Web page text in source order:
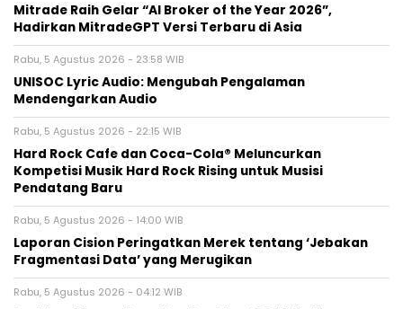
Mitrade Raih Gelar “AI Broker of the Year 2026”,
Hadirkan MitradeGPT Versi Terbaru di Asia
Rabu, 5 Agustus 2026 - 23:58 WIB
UNISOC Lyric Audio: Mengubah Pengalaman
Mendengarkan Audio
Rabu, 5 Agustus 2026 - 22:15 WIB
Hard Rock Cafe dan Coca-Cola® Meluncurkan
Kompetisi Musik Hard Rock Rising untuk Musisi
Pendatang Baru
Rabu, 5 Agustus 2026 - 14:00 WIB
Laporan Cision Peringatkan Merek tentang ‘Jebakan
Fragmentasi Data’ yang Merugikan
Rabu, 5 Agustus 2026 - 04:12 WIB